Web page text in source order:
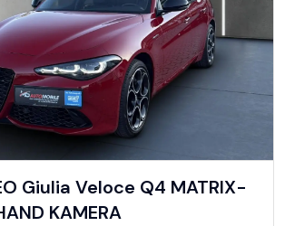
Giulia Veloce Q4 MATRIX-
KAMERA